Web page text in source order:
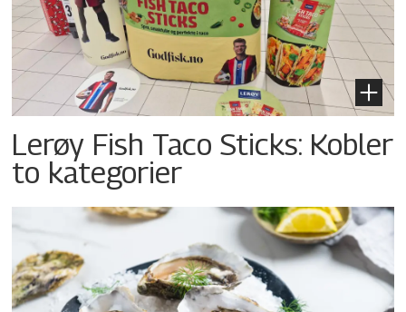
Lerøy Fish Taco Sticks: Kobler
to kategorier